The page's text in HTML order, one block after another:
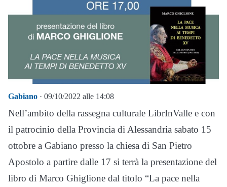
Gabiano · 09/10/2022 alle 14:08
Nell’ambito della rassegna culturale LibrInValle e con
il patrocinio della Provincia di Alessandria sabato 15
ottobre a Gabiano presso la chiesa di San Pietro
Apostolo a partire dalle 17 si terrà la presentazione del
libro di Marco Ghiglione dal titolo “La pace nella